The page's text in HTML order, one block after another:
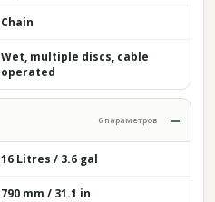
Chain
Wet, multiple discs, cable
operated
6 параметров
16 Litres / 3.6 gal
790 mm / 31.1 in